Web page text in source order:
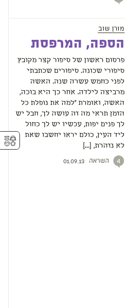
מורן שוב
הספה, המרפסת
פרסום ראשון של סיפור קצר מקובץ
סיפורי שכונה. סיפורים שכתבתי
לפני כחמש עשרה שנה. האשה
מרביצה לילדה. אחר כך היא בוכה,
האשה, ואומרת "למה את נופלת כל
הזמן תראי מה זה עושה לך, חבל יש
לך פנים יפות, עכשיו יש לך כחול
ליד העין, כולם יראו יחשבו שאת
לא נזהרת, […]
4 השראה 01.09.13
⚥︎